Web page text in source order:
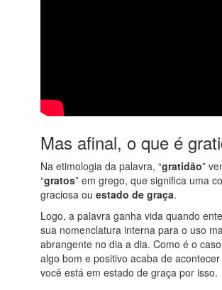
Mas afinal, o que é
Na etimologia da palavra, “gratidão”
“gratos” em grego, que significa uma
graciosa ouestado de graça.
Logo, a palavra ganha vida quando
sua nomenclatura interna para o uso
abrangente no dia a dia. Como é o
algo bom e positivo acaba de
você está em estado de graça por isso.